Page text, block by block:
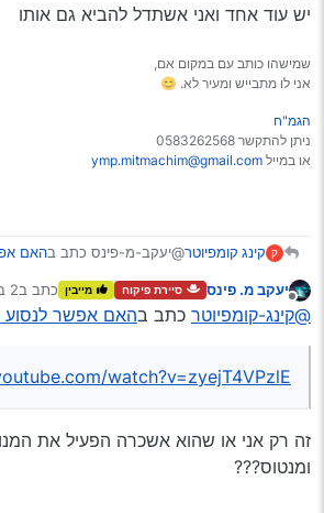
יש עוד אחד ואני אשתדל להביא גם אותו
שמישהו כותב עם במקום אם,
אני לו מתבייש ומעיר לא. 😊
הגמ"ח
ניתן להתקשר 0583262568
או במייל ymp.mitmachim@gmail.com
ק קינג קומפיוטר@יעקב-מ-פינס כתב בהאם
יעקב מ. פינס סיירת פיקוח מייבין כתב ב2 במרץ 2025, 17:13
נערך
@קינג-קומפיוטר כתב בהאם אפשר לנסוע
watch?v=zyejT4VPzlE
זה רק אני או שהוא אשכרה הפעיל את
ומנטוס???